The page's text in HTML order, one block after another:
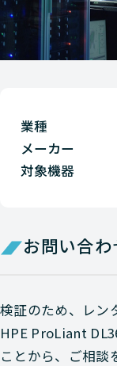
業種
メーカー
対象機器
お問い合
検証のため、レン
HPE ProLiant
ことから、ご相談